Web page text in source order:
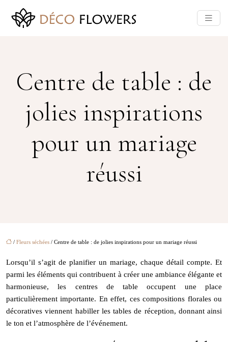
Centre de table : de
jolies inspirations
pour un mariage
réussi
/ Fleurs séchées / Centre de table : de jolies inspirations pour un mariage réussi
Lorsqu’il s’agit de planifier un mariage, chaque détail compte. Et
parmi les éléments qui contribuent à créer une ambiance élégante et
harmonieuse, les centres de table occupent une place
particulièrement importante. En effet, ces compositions florales ou
décoratives viennent habiller les tables de réception, donnant ainsi
le ton et l’atmosphère de l’événement.